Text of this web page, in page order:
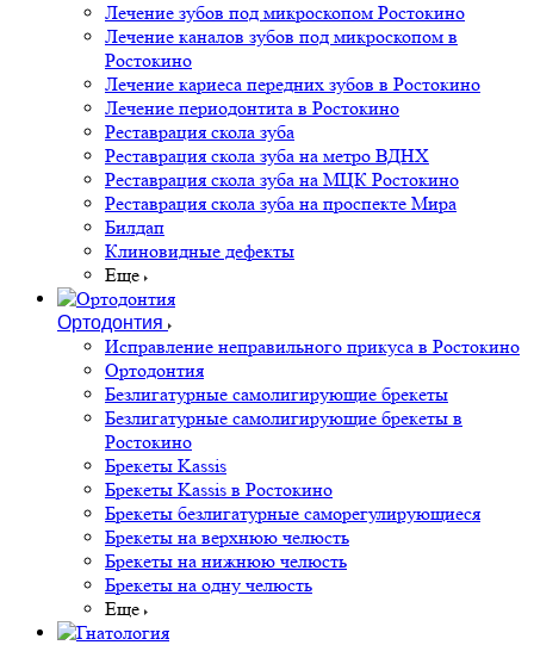
Лечение зубов под микроскопом Ростокино
Лечение каналов зубов под микроскопом в
Ростокино
Лечение кариеса передних зубов в Ростокино
Лечение периодонтита в Ростокино
Реставрация скола зуба
Реставрация скола зуба на метро ВДНХ
Реставрация скола зуба на МЦК Ростокино
Реставрация скола зуба на проспекте Мира
Билдап
Клиновидные дефекты
Еще
Ортодонтия
Исправление неправильного прикуса в Ростокино
Ортодонтия
Безлигатурные самолигирующие брекеты
Безлигатурные самолигирующие брекеты в
Ростокино
Брекеты Kassis
Брекеты Kassis в Ростокино
Брекеты безлигатурные саморегулирующиеся
Брекеты на верхнюю челюсть
Брекеты на нижнюю челюсть
Брекеты на одну челюсть
Еще